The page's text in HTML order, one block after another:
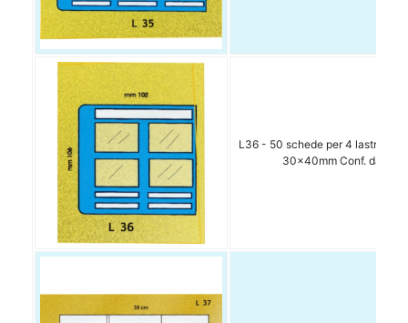
L36 - 50 schede per 4 lastre
30x40mm Conf. da 50